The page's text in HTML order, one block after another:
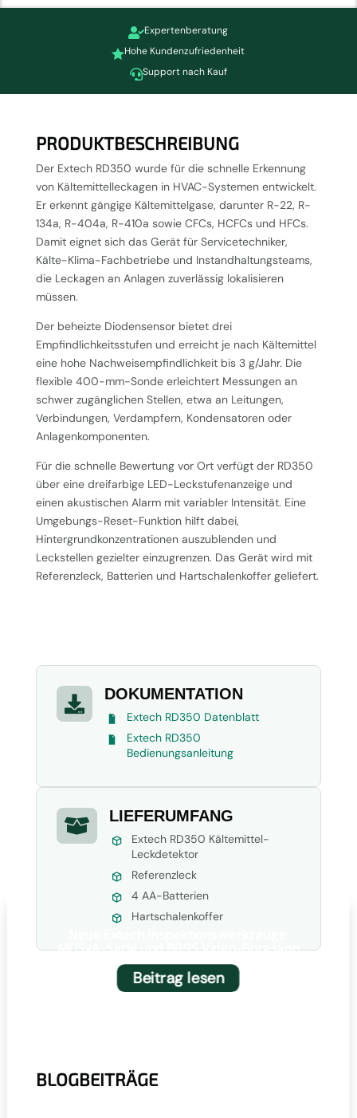
Expertenberatung
Hohe Kundenzufriedenheit
Support nach Kauf
PRODUKTBESCHREIBUNG
Der Extech RD350 wurde für die schnelle Erkennung
von Kältemittelleckagen in HVAC-Systemen entwickelt.
Er erkennt gängige Kältemittelgase, darunter R-22, R-
134a, R-404a, R-410a sowie CFCs, HCFCs und HFCs.
Damit eignet sich das Gerät für Servicetechniker,
Kälte-Klima-Fachbetriebe und Instandhaltungsteams,
die Leckagen an Anlagen zuverlässig lokalisieren
müssen.
Der beheizte Diodensensor bietet drei
Empfindlichkeitsstufen und erreicht je nach Kältemittel
eine hohe Nachweisempfindlichkeit bis 3 g/Jahr. Die
flexible 400-mm-Sonde erleichtert Messungen an
schwer zugänglichen Stellen, etwa an Leitungen,
Verbindungen, Verdampfern, Kondensatoren oder
Anlagenkomponenten.
Für die schnelle Bewertung vor Ort verfügt der RD350
über eine dreifarbige LED-Leckstufenanzeige und
einen akustischen Alarm mit variabler Intensität. Eine
Umgebungs-Reset-Funktion hilft dabei,
Hintergrundkonzentrationen auszublenden und
Leckstellen gezielter einzugrenzen. Das Gerät wird mit
Referenzleck, Batterien und Hartschalenkoffer geliefert.
 DOKUMENTATION
Extech RD350 Datenblatt
Extech RD350
Bedienungsanleitung
 LIEFERUMFANG
Extech RD350 Kältemittel-
Leckdetektor
Referenzleck
4 AA-Batterien
Hartschalenkoffer
BLOGBEITRÄGE
MO5xA-Serie und BR95 Video-Boreskop
Beitrag lesen